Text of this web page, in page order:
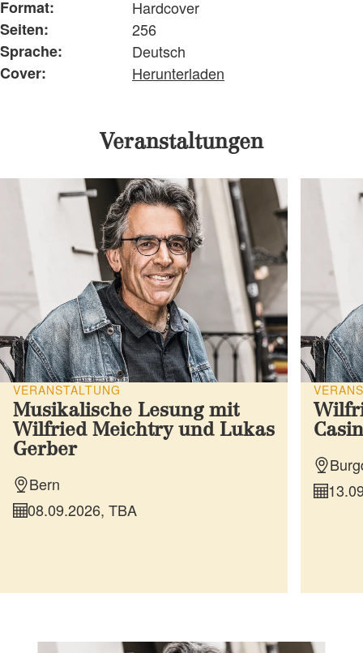
Format:
Hardcover
Seiten:
256
Sprache:
Deutsch
Cover:
Herunterladen
Veranstaltungen
VERANSTALTUNG
Musikalische Lesung mit
Wilfried Meichtry und Lukas
Gerber
Bern
08.09.2026, TBA